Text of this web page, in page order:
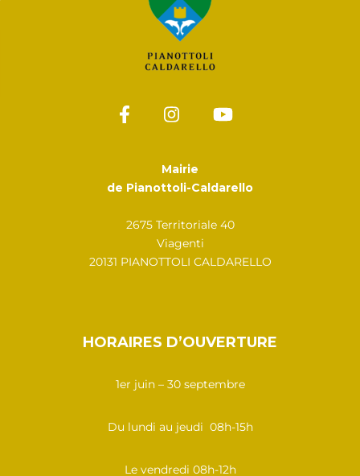
Mairie
de Pianottoli-Caldarello
2675 Territoriale 40
Viagenti
20131 PIANOTTOLI CALDARELLO
HORAIRES D’OUVERTURE
1er juin – 30 septembre
Du lundi au jeudi 08h-15h
Le vendredi 08h-12h